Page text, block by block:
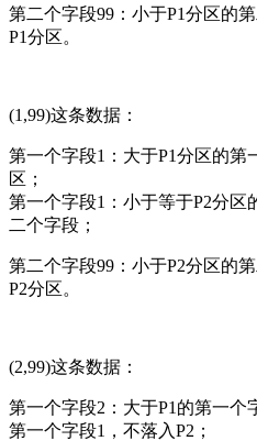
第二个字段99：小于P1分区的
P1分区。
(1,99)这条数据：
第一个字段1：大于P1分区的第
区；
第一个字段1：小于等于P2分区
二个字段；
第二个字段99：小于P2分区的
P2分区。
(2,99)这条数据：
第一个字段2：大于P1的第一个
第一个字段1，不落入P2；